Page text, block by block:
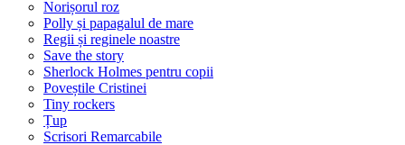
Norișorul roz
Polly și papagalul de mare
Regii și reginele noastre
Save the story
Sherlock Holmes pentru copii
Poveștile Cristinei
Tiny rockers
Țup
Scrisori Remarcabile